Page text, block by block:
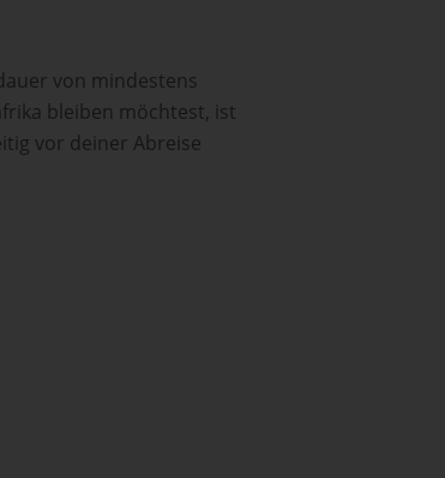
von mindestens
bleiben möchtest, ist
vor deiner Abreise